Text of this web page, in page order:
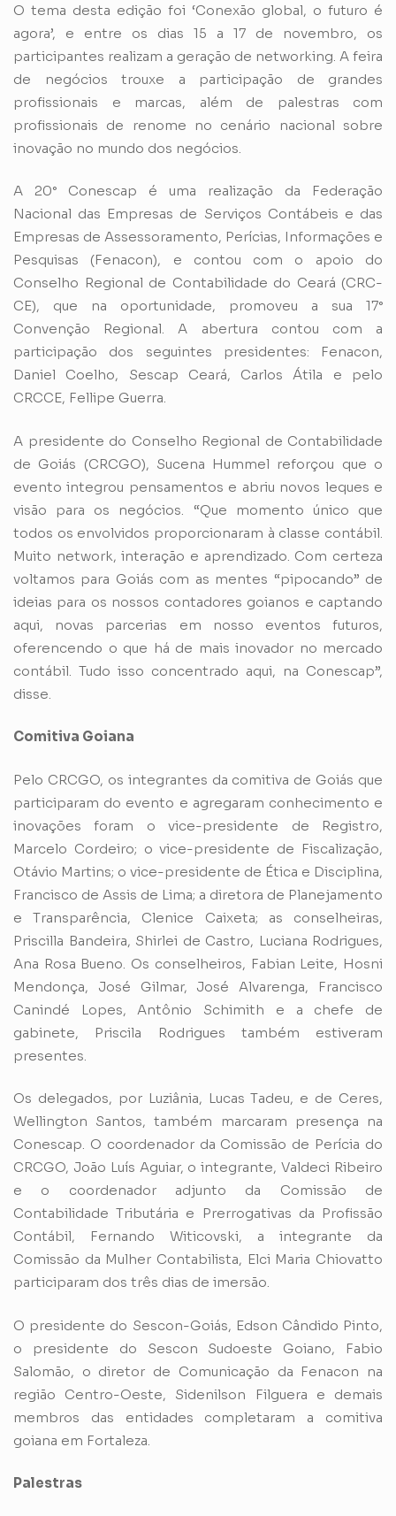
O tema desta edição foi ‘Conexão global, o futuro é
agora’, e entre os dias 15 a 17 de novembro, os
participantes realizam a geração de networking. A feira
de negócios trouxe a participação de grandes
profissionais e marcas, além de palestras com
profissionais de renome no cenário nacional sobre
inovação no mundo dos negócios.
A 20° Conescap é uma realização da Federação
Nacional das Empresas de Serviços Contábeis e das
Empresas de Assessoramento, Perícias, Informações e
Pesquisas (Fenacon), e contou com o apoio do
Conselho Regional de Contabilidade do Ceará (CRC-
CE), que na oportunidade, promoveu a sua 17°
Convenção Regional. A abertura contou com a
participação dos seguintes presidentes: Fenacon,
Daniel Coelho, Sescap Ceará, Carlos Átila e pelo
CRCCE, Fellipe Guerra.
A presidente do Conselho Regional de Contabilidade
de Goiás (CRCGO), Sucena Hummel reforçou que o
evento integrou pensamentos e abriu novos leques e
visão para os negócios. “Que momento único que
todos os envolvidos proporcionaram à classe contábil.
Muito network, interação e aprendizado. Com certeza
voltamos para Goiás com as mentes “pipocando” de
ideias para os nossos contadores goianos e captando
aqui, novas parcerias em nosso eventos futuros,
oferencendo o que há de mais inovador no mercado
contábil. Tudo isso concentrado aqui, na Conescap”,
disse.
Comitiva Goiana
Pelo CRCGO, os integrantes da comitiva de Goiás que
participaram do evento e agregaram conhecimento e
inovações foram o vice-presidente de Registro,
Marcelo Cordeiro; o vice-presidente de Fiscalização,
Otávio Martins; o vice-presidente de Ética e Disciplina,
Francisco de Assis de Lima; a diretora de Planejamento
e Transparência, Clenice Caixeta; as conselheiras,
Priscilla Bandeira, Shirlei de Castro, Luciana Rodrigues,
Ana Rosa Bueno. Os conselheiros, Fabian Leite, Hosni
Mendonça, José Gilmar, José Alvarenga, Francisco
Canindé Lopes, Antônio Schimith e a chefe de
gabinete, Priscila Rodrigues também estiveram
presentes.
Os delegados, por Luziânia, Lucas Tadeu, e de Ceres,
Wellington Santos, também marcaram presença na
Conescap. O coordenador da Comissão de Perícia do
CRCGO, João Luís Aguiar, o integrante, Valdeci Ribeiro
e o coordenador adjunto da Comissão de
Contabilidade Tributária e Prerrogativas da Profissão
Contábil, Fernando Witicovski, a integrante da
Comissão da Mulher Contabilista, Elci Maria Chiovatto
participaram dos três dias de imersão.
O presidente do Sescon-Goiás, Edson Cândido Pinto,
o presidente do Sescon Sudoeste Goiano, Fabio
Salomão, o diretor de Comunicação da Fenacon na
região Centro-Oeste, Sidenilson Filguera e demais
membros das entidades completaram a comitiva
goiana em Fortaleza.
Palestras